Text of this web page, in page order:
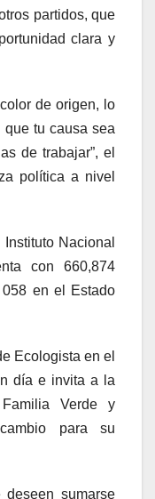
partidos, que
clara y
de origen, lo
que tu causa sea
de trabajar”, el
política a nivel
Nacional
con 660,874
en el Estado
Ecologista en el
día e invita a la
Verde y
para su
sumarse